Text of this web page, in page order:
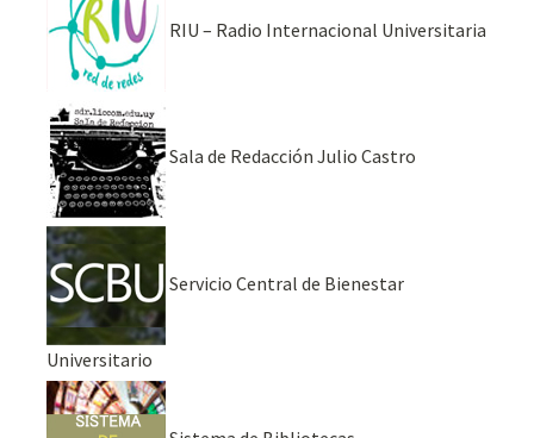
RIU – Radio Internacional Universitaria
Sala de Redacción Julio Castro
Servicio Central de Bienestar
Universitario